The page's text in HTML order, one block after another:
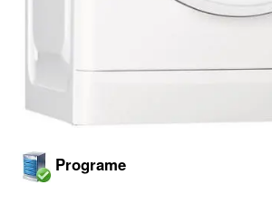
Programe